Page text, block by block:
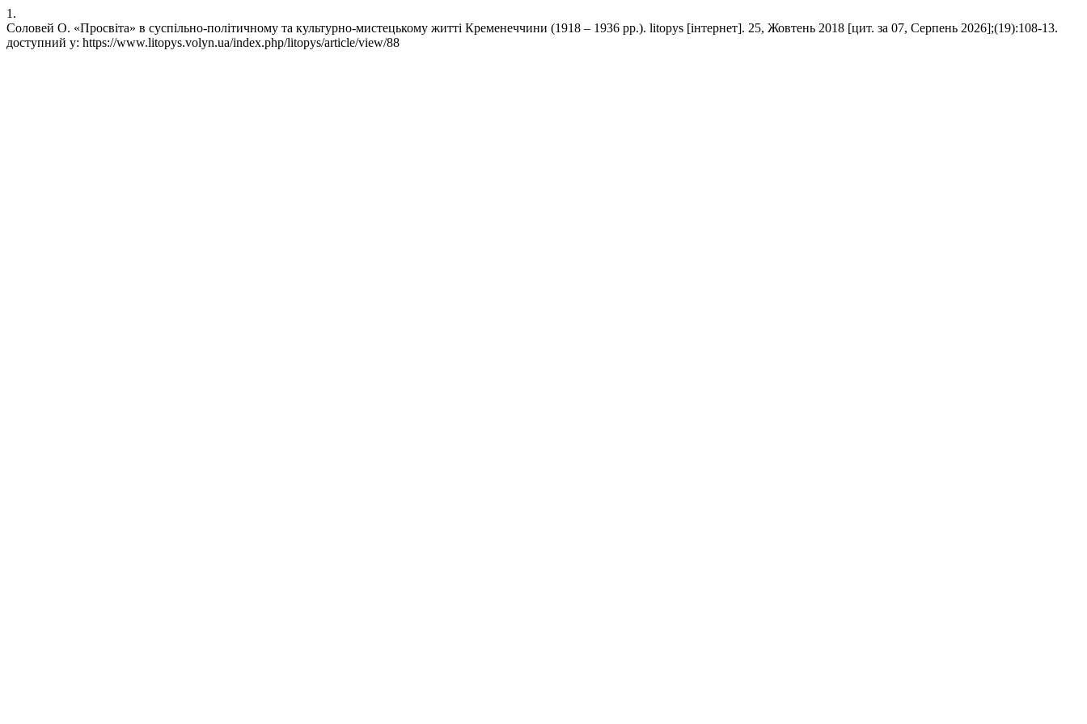
1.
Соловей О. «Просвіта» в суспільно-політичному та культурно-мистецькому житті Кременеччини (1918 – 1936 рр.). litopys [інтернет]. 25, Жовтень 2018 [цит. за 07, Серпень 2026];(19):108-13.
доступний у: https://www.litopys.volyn.ua/index.php/litopys/article/view/88